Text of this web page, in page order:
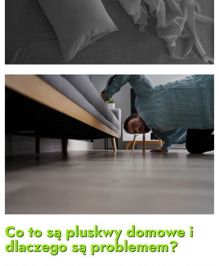
Co to są pluskwy domowe i
dlaczego są problemem?